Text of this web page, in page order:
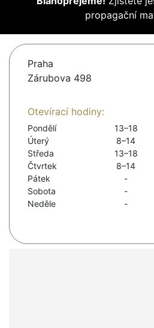
propagační
Praha
Zárubova 498
Otevírací hodiny:
Pondělí
13–18
Úterý
8–14
Středa
13–18
Čtvrtek
8–14
Pátek
-
Sobota
-
Neděle
-